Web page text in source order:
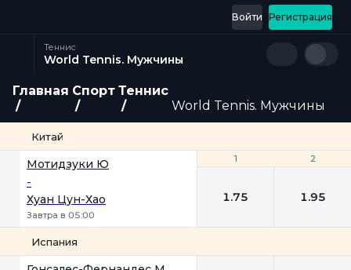
Регистрация
Войти
Теннис
World Tennis. Мужчины
Главная Спорт Теннис
World Tennis. Мужчины
Китай
1 2
Мотидзуки Ю
-
Хуан Цун-Хао
Завтра в 05:00
1 2
1.75 1.95
Испания